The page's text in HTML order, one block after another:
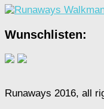
Wunschlisten:
Runaways 2016, all